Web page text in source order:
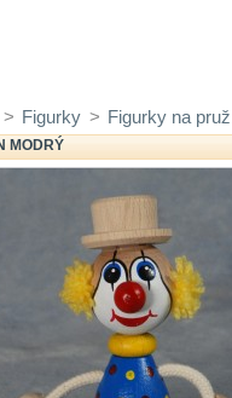
> Figurky > Figurky na
MODRÝ